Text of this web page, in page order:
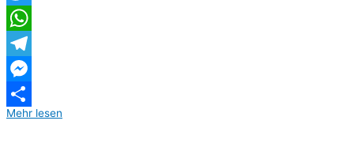
Twitter
WhatsApp
Telegram
Messenger
Teilen
Mehr lesen